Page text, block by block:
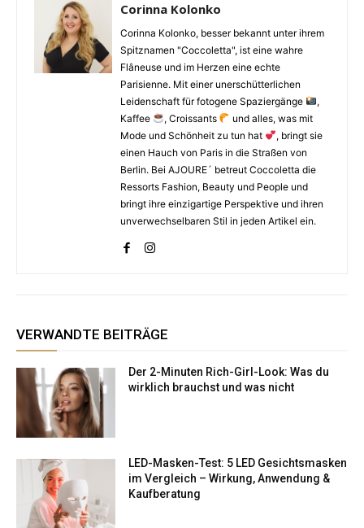
Corinna Kolonko
Corinna Kolonko, besser bekannt unter ihrem
Spitznamen "Coccoletta", ist eine wahre
Flâneuse und im Herzen eine echte
Parisienne. Mit einer unerschütterlichen
Leidenschaft für fotogene Spaziergänge
,
Kaffee
, Croissants
und alles, was mit
Mode und Schönheit zu tun hat
, bringt sie
einen Hauch von Paris in die Straßen von
Berlin. Bei AJOURE´ betreut Coccoletta die
Ressorts Fashion, Beauty und People und
bringt ihre einzigartige Perspektive und ihren
unverwechselbaren Stil in jeden Artikel ein.
VERWANDTE BEITRÄGE
Der 2-Minuten Rich-Girl-Look: Was du
wirklich brauchst und was nicht
LED-Masken-Test: 5 LED Gesichtsmasken
im Vergleich – Wirkung, Anwendung &
Kaufberatung